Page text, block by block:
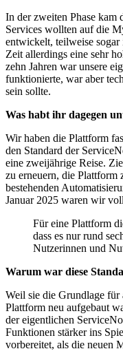
In der zweiten Phase kam
Services wollten auf die
entwickelt, teilweise
Zeit allerdings eine sehr
zehn Jahren war unsere
funktionierte, war aber
sein sollte.
Was habt ihr dagegen
Wir haben die Plattform
den Standard der
eine zweijährige Reise.
zu erneuern, die Plattform
bestehenden
Januar 2025 waren wir
Für eine Plattform
dass es nur rund
Nutzerinnen und
Warum war diese
Weil sie die Grundlage
Plattform neu aufgebaut
der eigentlichen
Funktionen stärker ins
vorbereitet, als die neuen